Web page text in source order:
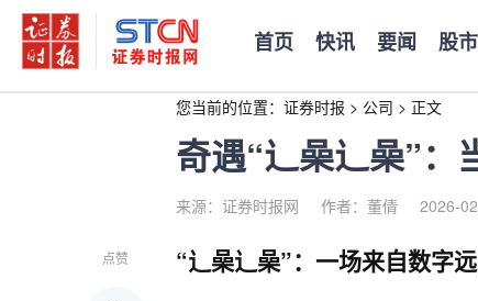
首页 快讯 要闻 股市
您当前的位置： 证券时报 > 公司 > 正文
奇遇“辶喿辶喿”：
来源：证券时报网 作者：董倩 2026-
点赞 “辶喿辶喿”：一场来自数字